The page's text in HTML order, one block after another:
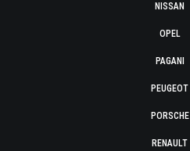
NISSAN
OPEL
PAGANI
PEUGEOT
PORSCHE
RENAULT